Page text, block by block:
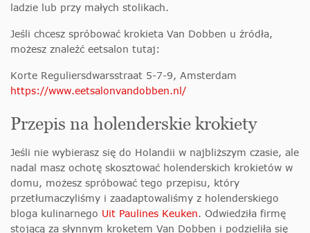
ladzie lub przy małych stolikach.
Jeśli chcesz spróbować krokieta Van Dobben u źródła,
możesz znaleźć eetsalon tutaj:
Korte Reguliersdwarsstraat 5-7-9, Amsterdam
https://www.eetsalonvandobben.nl/
Przepis na holenderskie krokiety
Jeśli nie wybierasz się do Holandii w najbliższym czasie, ale
nadal masz ochotę skosztować holenderskich krokietów w
domu, możesz spróbować tego przepisu, który
przetłumaczyliśmy i zaadaptowaliśmy z holenderskiego
bloga kulinarnego Uit Paulines Keuken. Odwiedziła firmę
stojącą za słynnym kroketem Van Dobben i podzieliła się